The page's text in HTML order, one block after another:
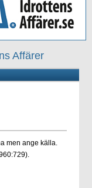
Affärer
men ange källa.